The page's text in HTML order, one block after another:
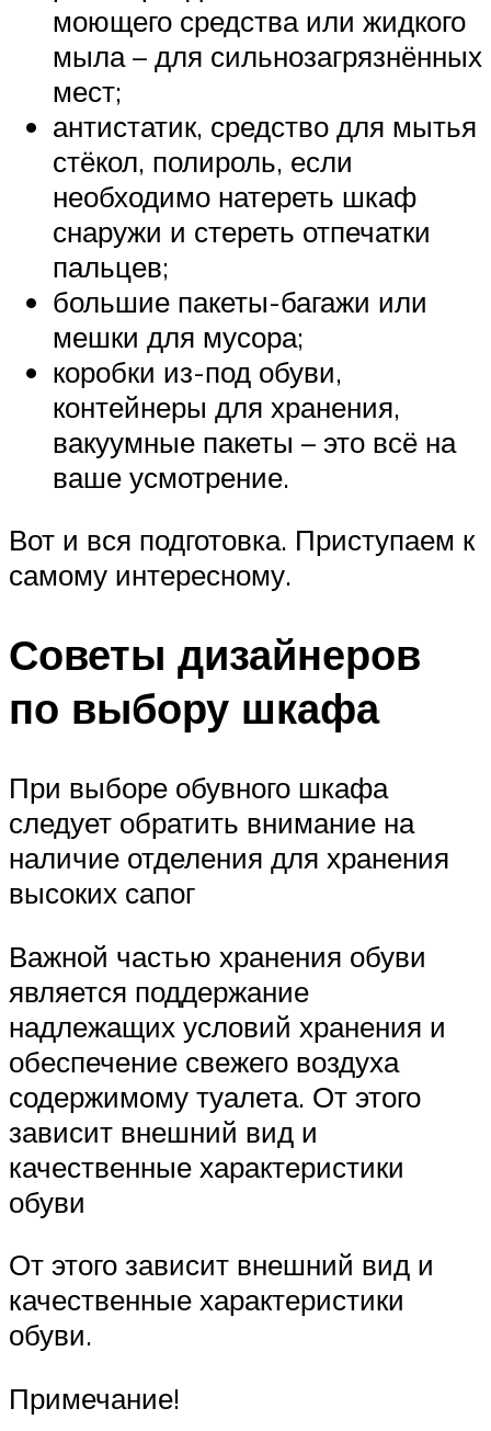
моющего средства или жидкого
мыла – для сильнозагрязнённых
мест;
антистатик, средство для мытья
стёкол, полироль, если
необходимо натереть шкаф
снаружи и стереть отпечатки
пальцев;
большие пакеты-багажи или
мешки для мусора;
коробки из-под обуви,
контейнеры для хранения,
вакуумные пакеты – это всё на
ваше усмотрение.
Вот и вся подготовка. Приступаем к
самому интересному.
Советы дизайнеров
по выбору шкафа
При выборе обувного шкафа
следует обратить внимание на
наличие отделения для хранения
высоких сапог
Важной частью хранения обуви
является поддержание
надлежащих условий хранения и
обеспечение свежего воздуха
содержимому туалета. От этого
зависит внешний вид и
качественные характеристики
обуви
От этого зависит внешний вид и
качественные характеристики
обуви.
Примечание!